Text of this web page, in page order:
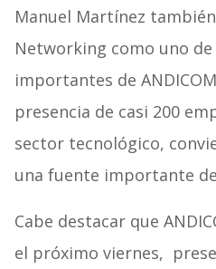
Manuel Martínez
Networking como uno
importantes de
presencia de casi 200
sector tecnológico,
una fuente importante
Cabe destacar que
el próximo viernes,